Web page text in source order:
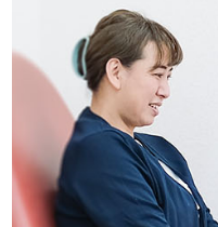
よくあるご質問
ブログ
スクール生募集
稲毛店アクセス・ご予約